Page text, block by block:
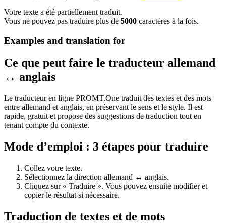
Votre texte a été partiellement traduit.
Vous ne pouvez pas traduire plus de 5000 caractères à la fois.
Examples and translation for
Ce que peut faire le traducteur allemand
↔ anglais
Le traducteur en ligne PROMT.One traduit des textes et des mots
entre allemand et anglais, en préservant le sens et le style. Il est
rapide, gratuit et propose des suggestions de traduction tout en
tenant compte du contexte.
Mode d’emploi : 3 étapes pour traduire
Collez votre texte.
Sélectionnez la direction allemand ↔ anglais.
Cliquez sur « Traduire ». Vous pouvez ensuite modifier et
copier le résultat si nécessaire.
Traduction de textes et de mots